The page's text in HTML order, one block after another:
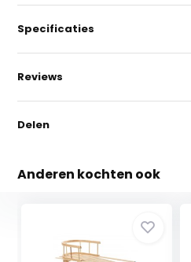
Specificaties
Reviews
Delen
Anderen kochten ook